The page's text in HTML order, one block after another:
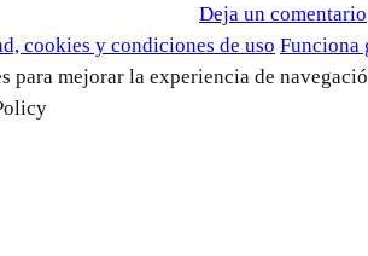
POR
Y
Deja un comentario
cookies y condiciones de uso Funciona
para mejorar la experiencia de